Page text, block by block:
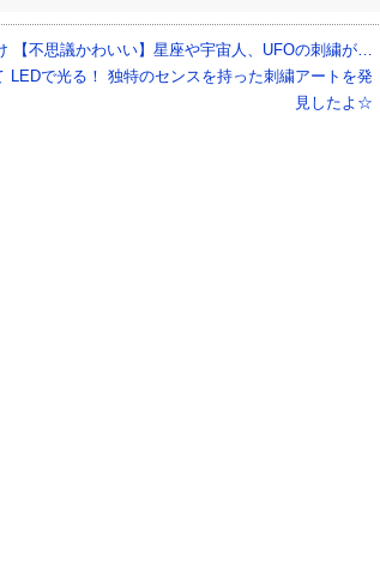
第2679回 / wako先生
【不思議かわいい】星座や宇宙人、UFOの刺繍が…
LEDで光る！ 独特のセンスを持った刺繍アートを発
見したよ☆